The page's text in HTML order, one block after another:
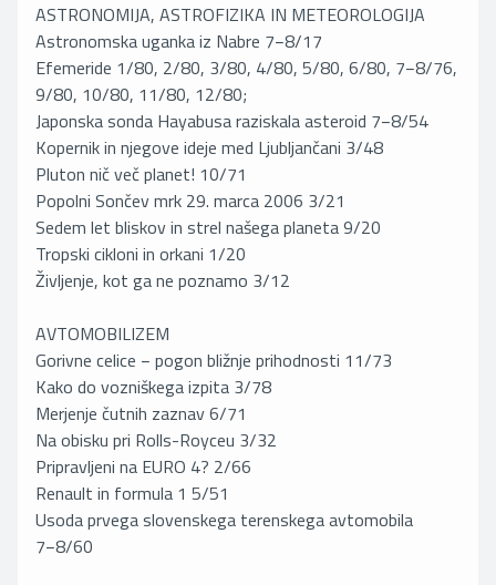
ASTRONOMIJA, ASTROFIZIKA IN METEOROLOGIJA
Astronomska uganka iz Nabre 7−8/17
Efemeride 1/80, 2/80, 3/80, 4/80, 5/80, 6/80, 7−8/76,
9/80, 10/80, 11/80, 12/80;
Japonska sonda Hayabusa raziskala asteroid 7−8/54
Kopernik in njegove ideje med Ljubljančani 3/48
Pluton nič več planet! 10/71
Popolni Sončev mrk 29. marca 2006 3/21
Sedem let bliskov in strel našega planeta 9/20
Tropski cikloni in orkani 1/20
Življenje, kot ga ne poznamo 3/12
AVTOMOBILIZEM
Gorivne celice − pogon bližnje prihodnosti 11/73
Kako do vozniškega izpita 3/78
Merjenje čutnih zaznav 6/71
Na obisku pri Rolls-Royceu 3/32
Pripravljeni na EURO 4? 2/66
Renault in formula 1 5/51
Usoda prvega slovenskega terenskega avtomobila
7−8/60